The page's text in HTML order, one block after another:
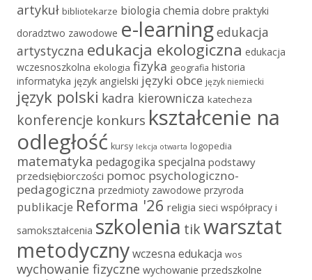
artykuł bibliotekarze biologia chemia dobre praktyki
doradztwo zawodowe e-learningedukacja
artystyczna edukacja ekologiczna edukacja
wczesnoszkolna ekologia fizyka geografia historia
informatyka język angielski języki obce język niemiecki
język polski kadra kierownicza katecheza
konferencje konkurs kształcenie na
odległość kursy lekcja otwarta logopedia
matematyka pedagogika specjalna podstawy
przedsiębiorczości pomoc psychologiczno-
pedagogiczna przedmioty zawodowe przyroda
publikacje Reforma '26 religia sieci współpracy i
samokształcenia szkolenia tikwarsztat
metodycznywczesna edukacja wos
wychowanie fizyczne wychowanie przedszkolne